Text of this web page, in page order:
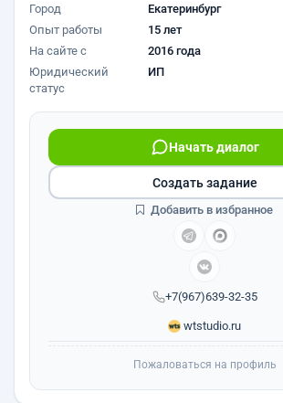
Город
Екатеринбург
Опыт работы
15 лет
На сайте с
2016 года
Юридический
статус
ИП
+7(967)639-32-35
Начать диалог
wtstudio.ru
Создать задание
Добавить в избранное
Пожаловаться на профиль